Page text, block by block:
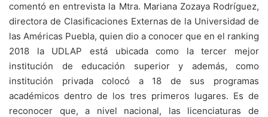
comentó en entrevista la Mtra. Mariana Zozaya Rodríguez,
directora de Clasificaciones Externas de la Universidad de
las Américas Puebla, quien dio a conocer que en el ranking
2018 la UDLAP está ubicada como la tercer mejor
institución de educación superior y además, como
institución privada colocó a 18 de sus programas
académicos dentro de los tres primeros lugares. Es de
reconocer que, a nivel nacional, las licenciaturas de